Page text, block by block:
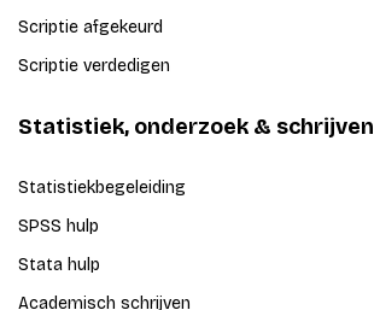
Scriptie afgekeurd
Scriptie verdedigen
Statistiek, onderzoek & schrijven
Statistiekbegeleiding
SPSS hulp
Stata hulp
Academisch schrijven